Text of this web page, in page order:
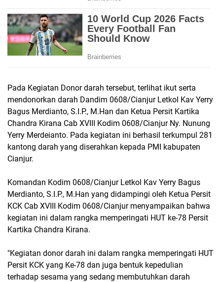
Pada Kegiatan Donor darah tersebut, terlihat ikut serta
mendonorkan darah Dandim 0608/Cianjur Letkol Kav Yerry
Bagus Merdianto, S.I.P., M.Han dan Ketua Persit Kartika
Chandra Kirana Cab XVIII Kodim 0608/Cianjur Ny. Nunung
Yerry Merdeianto. Pada kegiatan ini berhasil terkumpul 281
kantong darah yang diserahkan kepada PMI kabupaten
Cianjur.
Komandan Kodim 0608/Cianjur Letkol Kav Yerry Bagus
Merdianto, S.I.P., M.Han yang didampingi oleh Ketua Persit
KCK Cab XVIII Kodim 0608/Cianjur menyampaikan bahwa
kegiatan ini dalam rangka memperingati HUT ke-78 Persit
Kartika Chandra Kirana.
"Kegiatan donor darah ini dalam rangka memperingati HUT
Persit KCK yang Ke-78 dan juga bentuk kepedulian
terhadap sesama yang sedang membutuhkan darah